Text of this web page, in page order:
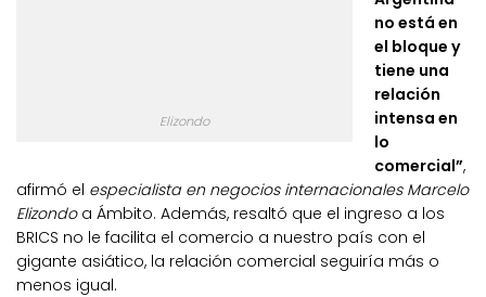
Elizondo
no está en
el bloque y
tiene una
relación
intensa en
lo
comercial”,
afirmó el especialista en negocios internacionales Marcelo
Elizondoa Ámbito. Además, resaltó que el ingreso a los
BRICS no le facilita el comercio a nuestro país con el
gigante asiático, la relación comercial seguiría más o
menos igual.